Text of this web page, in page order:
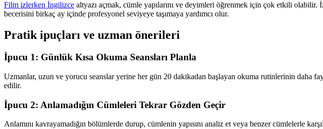
Film izlerken İngilizce altyazı açmak, cümle yapılarını ve deyimleri öğrenmek için çok etkili
becerisini birkaç ay içinde profesyonel seviyeye taşımaya yardımcı olur.
Pratik ipuçları ve uzman önerileri
İpucu 1: Günlük Kısa Okuma Seansları Planla
Uzmanlar, uzun ve yorucu seanslar yerine her gün 20 dakikadan başlayan okuma rutinlerinin daha
edilir.
İpucu 2: Anlamadığın Cümleleri Tekrar Gözden Geçir
Anlamını kavrayamadığın bölümlerde durup, cümlenin yapısını analiz et veya benzer cümlelerle